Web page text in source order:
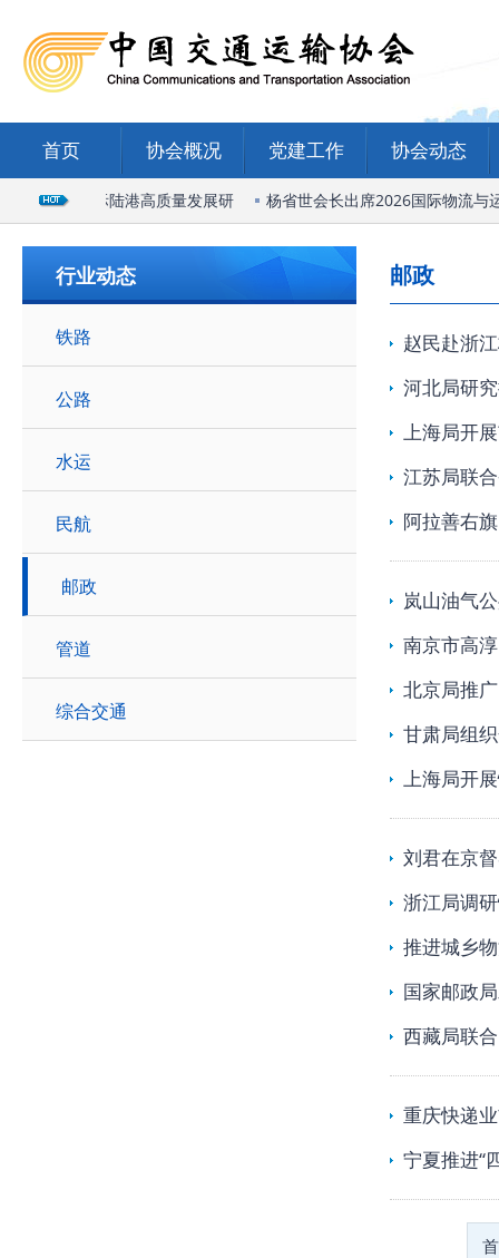
首页 协会概况 党建工作 协会动态
石家庄国际陆港高质量发展研 杨省世会长出席2026国际物流与运
行业动态
铁路
公路
水运
民航
邮政
管道
综合交通
邮政
赵民赴浙
河北局研
上海局开
江苏局联
阿拉善右
岚山油气
南京市高
北京局推
甘肃局组
上海局开
刘君在京
浙江局调
推进城乡
国家邮政
西藏局联
重庆快递
宁夏推进“